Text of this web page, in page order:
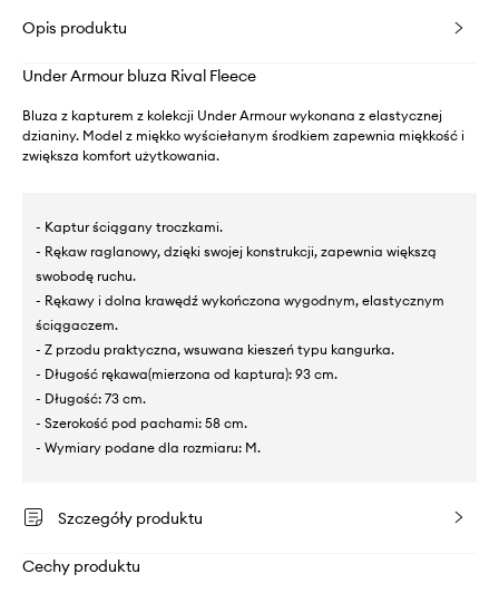
Opis produktu
Under Armour bluza Rival Fleece
Bluza z kapturem z kolekcji Under Armour wykonana z elastycznej
dzianiny. Model z miękko wyściełanym środkiem zapewnia miękkość i
zwiększa komfort użytkowania.
- Kaptur ściągany troczkami.
- Rękaw raglanowy, dzięki swojej konstrukcji, zapewnia większą
swobodę ruchu.
- Rękawy i dolna krawędź wykończona wygodnym, elastycznym
ściągaczem.
- Z przodu praktyczna, wsuwana kieszeń typu kangurka.
- Długość rękawa(mierzona od kaptura): 93 cm.
- Długość: 73 cm.
- Szerokość pod pachami: 58 cm.
- Wymiary podane dla rozmiaru: M.
Szczegóły produktu
Cechy produktu